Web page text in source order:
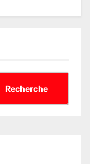
Recherche